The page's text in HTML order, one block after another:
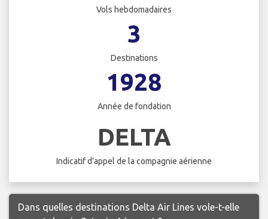
Vols hebdomadaires
3
Destinations
1928
Année de fondation
DELTA
Indicatif d'appel de la compagnie aérienne
Dans quelles destinations Delta Air Lines vole-t-elle